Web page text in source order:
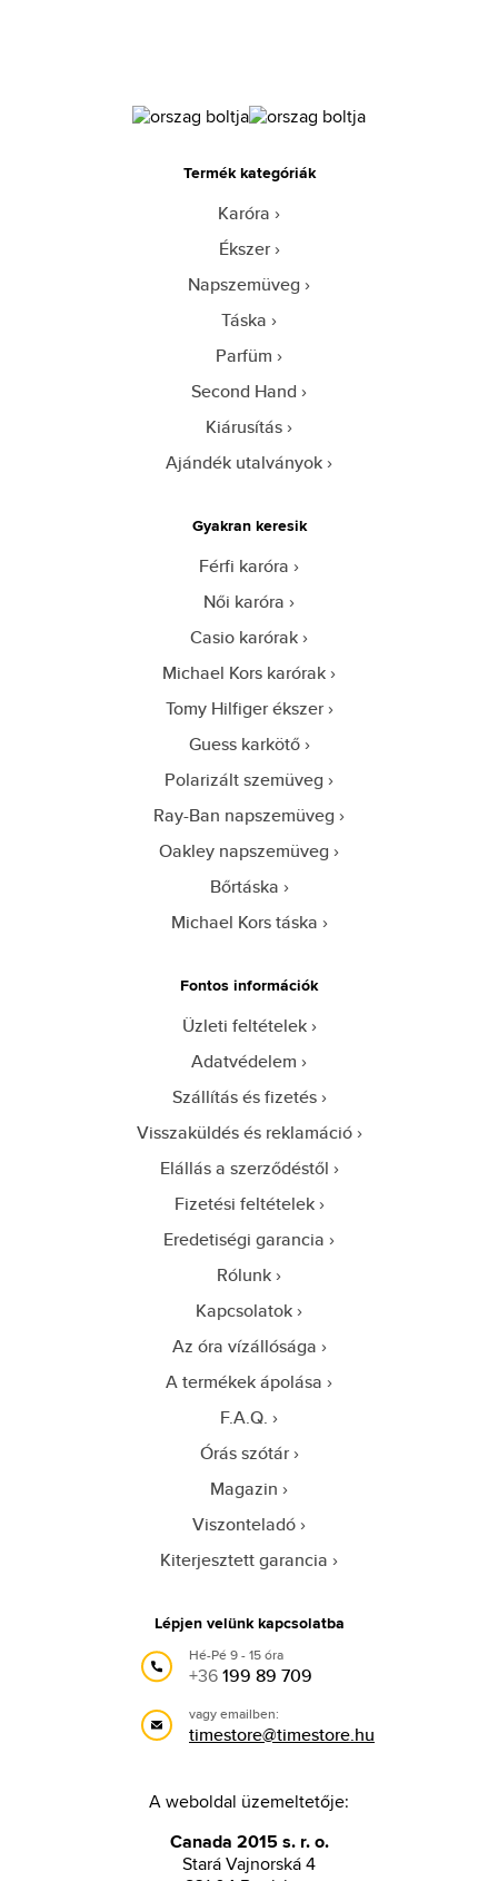
Termék kategóriák
Karóra
Ékszer
Napszemüveg
Táska
Parfüm
Second Hand
Kiárusítás
Ajándék utalványok
Gyakran keresik
Férfi karóra
Női karóra
Casio karórak
Michael Kors karórak
Tomy Hilfiger ékszer
Guess karkötő
Polarizált szemüveg
Ray-Ban napszemüveg
Oakley napszemüveg
Bőrtáska
Michael Kors táska
Fontos információk
Üzleti feltételek
Adatvédelem
Szállítás és fizetés
Visszaküldés és reklamáció
Elállás a szerződéstől
Fizetési feltételek
Eredetiségi garancia
Rólunk
Kapcsolatok
Az óra vízállósága
A termékek ápolása
F.A.Q.
Órás szótár
Magazin
Viszonteladó
Kiterjesztett garancia
Lépjen velünk kapcsolatba
Hé-Pé 9 - 15 óra
+36199 89 709
vagy emailben:
timestore@timestore.hu
A weboldal üzemeltetője:
Canada 2015 s. r. o.
Stará Vajnorská 4